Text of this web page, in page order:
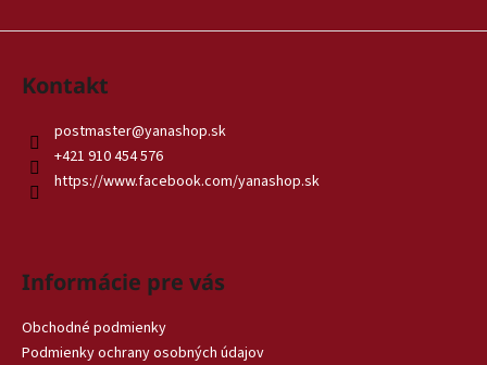
Kontakt
postmaster@yanashop.sk
+421 910 454 576
https://www.facebook.com/yanashop.sk
Informácie pre vás
Obchodné podmienky
Podmienky ochrany osobných údajov